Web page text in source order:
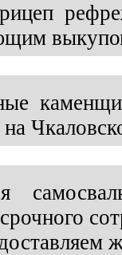
на